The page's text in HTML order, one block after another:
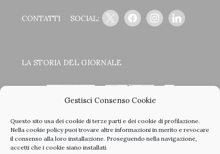
Gestisci Consenso Cookie
Questo sito usa dei cookie di terze parti e dei cookie di profilazione.
Nella cookie policypuoi trovare altre informazioni in merito e revocare
il consenso alla loro installazione. Proseguendo nella navigazione,
accetti che i cookie siano installati.
CONTATTI SOCIAL:
x facebookinstagramlinkedin
LA STORIA DEL GIORNALE
< >